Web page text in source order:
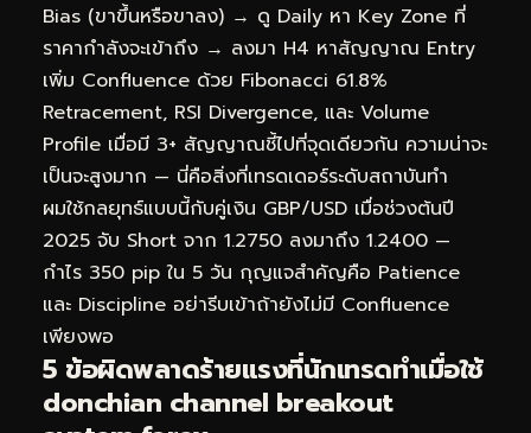
Bias (ขาขึ้นหรือขาลง) → ดู Daily หา Key Zone ที่
ราคากำลังจะเข้าถึง → ลงมา H4 หาสัญญาณ Entry
เพิ่ม Confluence ด้วย Fibonacci 61.8%
Retracement, RSI Divergence, และ Volume
Profile เมื่อมี 3+ สัญญาณชี้ไปที่จุดเดียวกัน ความน่าจะ
เป็นจะสูงมาก — นี่คือสิ่งที่เทรดเดอร์ระดับสถาบันทำ
ผมใช้กลยุทธ์แบบนี้กับคู่เงิน GBP/USD เมื่อช่วงต้นปี
2025 จับ Short จาก 1.2750 ลงมาถึง 1.2400 —
กำไร 350 pip ใน 5 วัน กุญแจสำคัญคือ Patience
และ Discipline อย่ารีบเข้าถ้ายังไม่มี Confluence
เพียงพอ
5 ข้อผิดพลาดร้ายแรงที่นักเทรดทำเมื่อใช้
donchian channel breakout